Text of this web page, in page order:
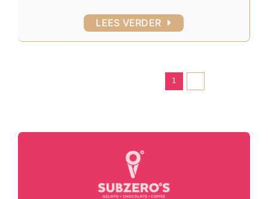
LEES VERDER
1